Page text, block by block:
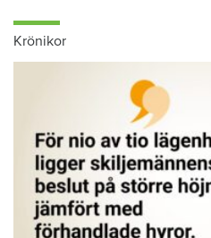
Krönikor